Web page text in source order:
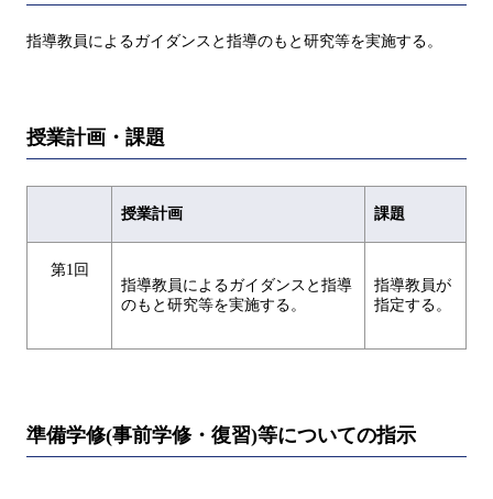
指導教員によるガイダンスと指導のもと研究等を実施する。
授業計画・課題
授業計画 課題
第1回
指導教員によるガイダンスと指導
のもと研究等を実施する。
指導教員が
指定する。
準備学修(事前学修・復習)等についての指示